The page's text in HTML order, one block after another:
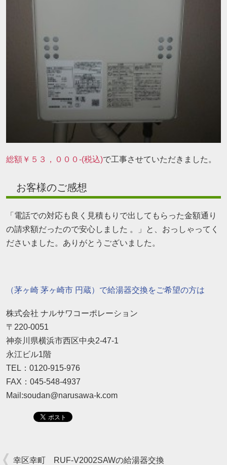
総額￥５３，０００-(税込)で工事させていただきました。
お客様のご感想
「電話での対応も良く見積もりで出してもらった金額通り
の請求額だったので安心しました 。」と、おっしゃってく
ださいました。ありがとうございました。
（茅ヶ崎 茅ヶ崎市 円蔵）で給湯器交換をご希望の方は
株式会社 ナルサワコーポレーション
〒220-0051
神奈川県横浜市西区中央2-47-1
永江ビル1階
TEL：0120-915-976
FAX：045-548-4937
Mail:soudan@narusawa-k.com
幸区幸町 RUF-V2002SAWの給湯器交換